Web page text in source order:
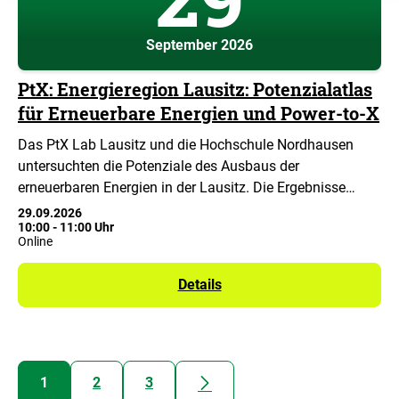
September 2026
PtX: Energieregion Lausitz: Potenzialatlas
für Erneuerbare Energien und Power-to-X
Das PtX Lab Lausitz und die Hochschule Nordhausen
untersuchten die Potenziale des Ausbaus der
erneuerbaren Energien in der Lausitz. Die Ergebnisse…
29.09.2026
10:00- 11:00 Uhr
Online
Details
1 2 3 nächste